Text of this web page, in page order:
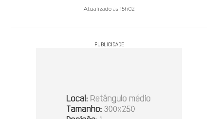
Atualizado às 15h02
PUBLICIDADE